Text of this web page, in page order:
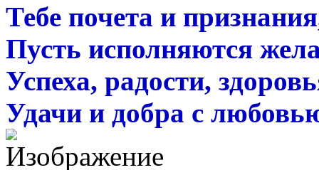
Тебе почета и
Пусть исполняются
Успеха, радости,
Удачи и добра с